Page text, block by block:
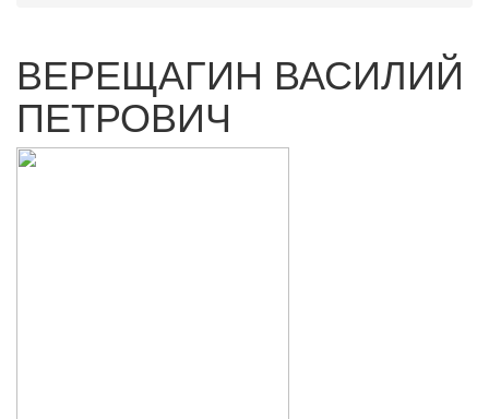
ВЕРЕЩАГИН ВАСИЛИЙ
ПЕТРОВИЧ